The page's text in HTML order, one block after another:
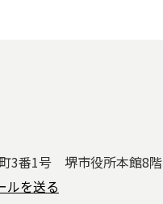
3番1号 堺市役所本館8階
ルを送る